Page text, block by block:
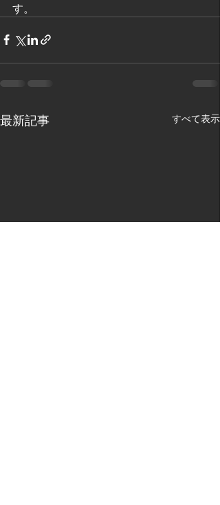
す。
最新記事 すべて表示